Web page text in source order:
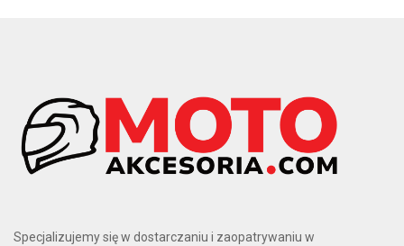
Specjalizujemy się w dostarczaniu i zaopatrywaniu w